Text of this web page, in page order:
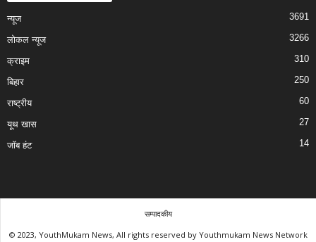
न्यूज 3691
लोकल न्यूज 3266
क्राइम 310
बिहार 250
राष्ट्रीय 60
यूथ खास 27
जॉब हंट 14
सम्पादकीय
© 2023, YouthMukam News, All rights reserved by Youthmukam News Network